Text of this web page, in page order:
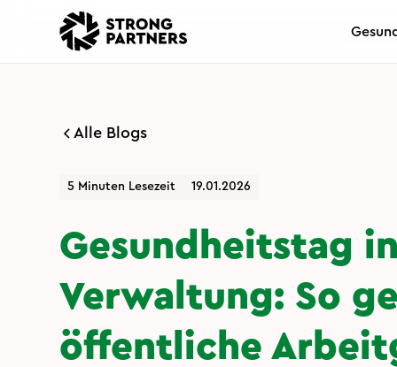
Alle Blogs
5 Minuten Lesezeit 19.01.2026
Gesundheitstag
Verwaltung: So
öffentliche